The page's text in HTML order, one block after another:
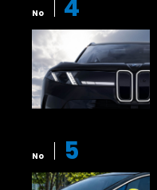
No 4
No 5